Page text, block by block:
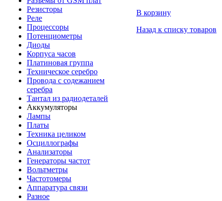
Резисторы
Реле
Процессоры
Потенциометры
Диоды
Корпуса часов
Платиновая группа
Техническое серебро
Провода с содежанием
серебра
Тантал из радиодеталей
Аккумуляторы
Лампы
Платы
Техника целиком
Осциллографы
Анализаторы
Генераторы частот
Вольтметры
Частотомеры
Аппаратура связи
Разное
В корзину
Назад к списку товаров